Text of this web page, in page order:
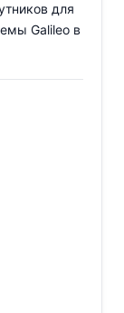
для
Galileo в